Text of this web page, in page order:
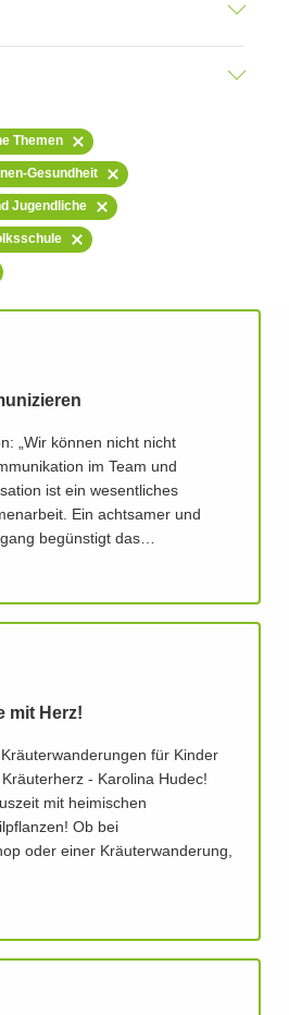
Themen
Gesundheit
Jugendliche
„Wir können nicht nicht
im Team und
ist ein wesentliches
Ein achtsamer und
begünstigt das…
mit Herz!
für Kinder
- Karolina Hudec!
mit heimischen
Ob bei
oder einer Kräuterwanderung,